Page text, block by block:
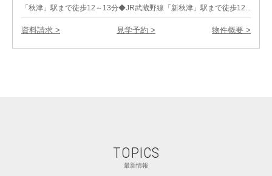
「秋津」駅まで徒歩12～13分◆JR武蔵野線「新秋津」駅まで徒歩12...
資料請求 > 見学予約 > 物件概要 >
TOPICS
最新情報